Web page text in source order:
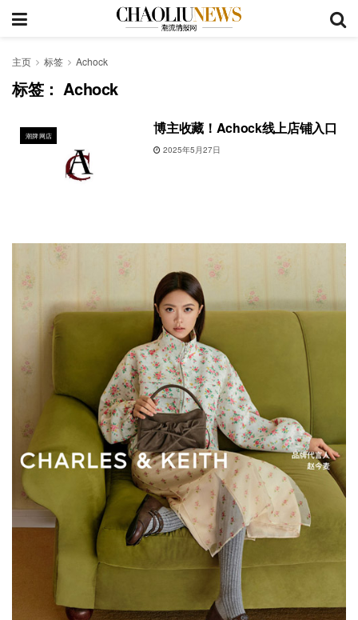
主页 标签 Achock
标签：Achock
潮牌网店 博主收藏！Achock线上店铺入口
2025年5月27日